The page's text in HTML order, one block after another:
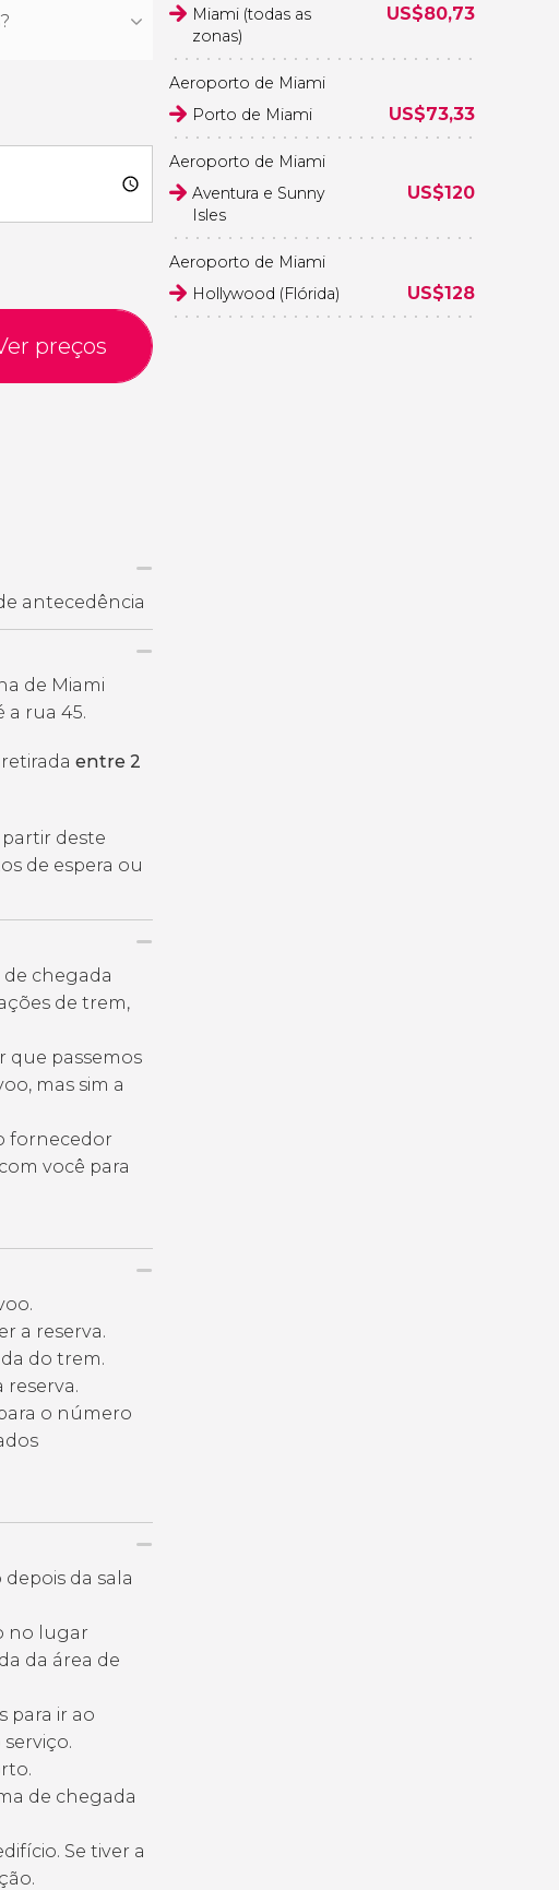
preços
antecedência
de Miami
a rua 45.
entre 2
deste
de espera ou
chegada
de trem,
que passemos
mas sim a
fornecedor
você para
a reserva.
do trem.
reserva.
o número
da sala
no lugar
da área de
para ir ao
de chegada
Se tiver a
Miami (todas as
zonas)
US$80,73
Aeroporto de Miami
Porto de Miami
US$73,33
Aeroporto de Miami
Aventura e Sunny
Isles
US$120
Aeroporto de Miami
Hollywood (Flórida)
US$128